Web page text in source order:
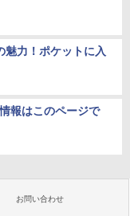
魅力！ポケットに入
報はこのページで
お問い合わせ